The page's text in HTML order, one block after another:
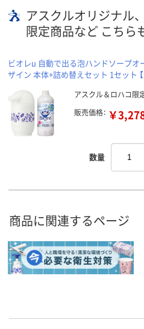
アスクルオリジナル、
限定商品など こちら
ビオレu 自動で出る泡ハンドソープ
ザイン 本体+詰め替えセット 1セット
アスクル＆ロハコ限
販売価格： ￥
数量
商品に関連するページ